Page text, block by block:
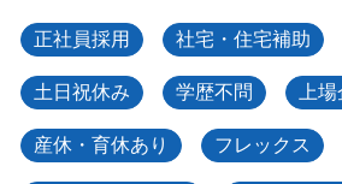
正社員採用 社宅・住宅補助
土日祝休み 学歴不問 上
産休・育休あり フレックス